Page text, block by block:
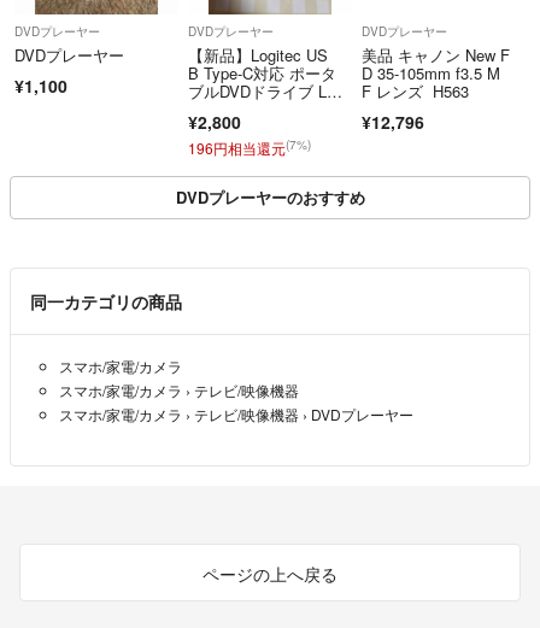
【酒類・刃物類・モデルガン・加熱式たばこ等の販売に関するご注意】
20歳未満の飲酒・喫煙は法律で禁止されています。
当店では、20歳未満の方への酒類・たばこ関連商品の販売は行っておりま
また、刃物類・モデルガン等については、法令および各モールの規約に基
づき、販売可否を確認したうえで出品しております。
断した場合は、ご注文をキャンセルさせていただく場合がございます。
※各モールの規約により、商品によっては販売できない場合がございま
す。
こちらの商品はラクマ公式パートナーのWASABI SWITCHによって出品さ
DVDプレーヤー
DVDプレーヤー
¥1,100
DVDプレーヤー
【新品】Logitec US
B Type-C対応 ポータ
ブルDVDドライブ LDR
イト
¥2,800
196円相当還元(7%)
DVDプレーヤー
美品 キャノン New F
D 35-105mm f3.5 M
F レンズ H563
¥12,796
DVDプレーヤーのおすすめ
同一カテゴリの商品
スマホ/家電/カメラ
スマホ/家電/カメラ › テレビ/映像機器
スマホ/家電/カメラ › テレビ/映像機器 › DVDプレーヤー
ページの上へ戻る